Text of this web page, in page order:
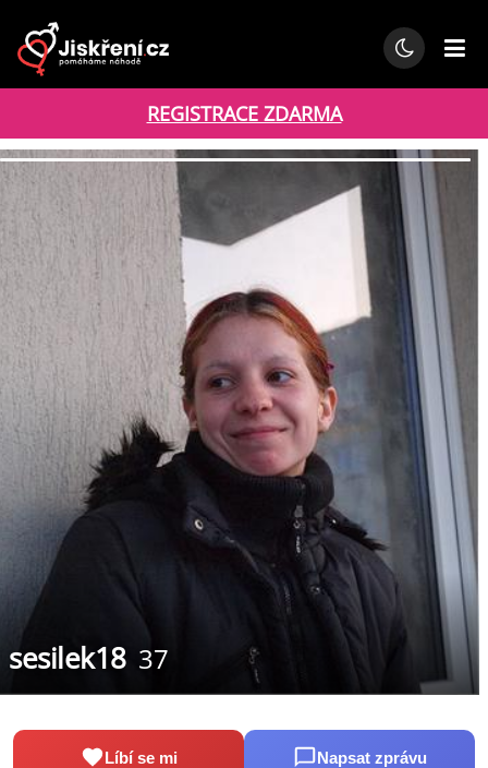
REGISTRACE ZDARMA
sesilek18 37
Líbí se mi Napsat zprávu